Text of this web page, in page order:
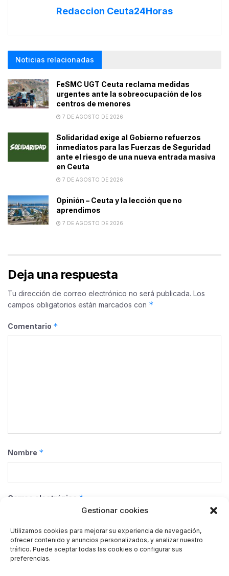
Gestionar cookies
Utilizamos cookies para mejorar su experiencia de navegación,
ofrecer contenido y anuncios personalizados, y analizar nuestro
tráfico. Puede aceptar todas las cookies o configurar sus
preferencias.
Redaccion Ceuta24Horas
Noticias relacionadas
FeSMC UGT Ceuta reclama medidas
urgentes ante la sobreocupación de los
centros de menores
7 DE AGOSTO DE 2026
Solidaridad exige al Gobierno refuerzos
inmediatos para las Fuerzas de Seguridad
ante el riesgo de una nueva entrada masiva
en Ceuta
7 DE AGOSTO DE 2026
Opinión – Ceuta y la lección que no
aprendimos
7 DE AGOSTO DE 2026
Deja una respuesta
Tu dirección de correo electrónico no será publicada. Los
campos obligatorios están marcados con *
Comentario *
Nombre *
Correo electrónico *
Web